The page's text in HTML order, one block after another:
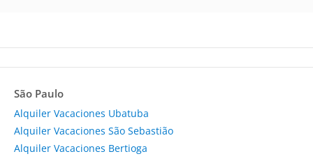
São Paulo
Alquiler Vacaciones Ubatuba
Alquiler Vacaciones São Sebastião
Alquiler Vacaciones Bertioga